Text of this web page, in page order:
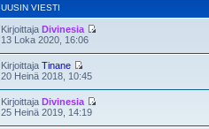
UUSIN VIESTI
Kirjoittaja Divinesia
13 Loka 2020, 16:06
Kirjoittaja Tinane
20 Heinä 2018, 10:45
Kirjoittaja Divinesia
25 Heinä 2019, 14:19